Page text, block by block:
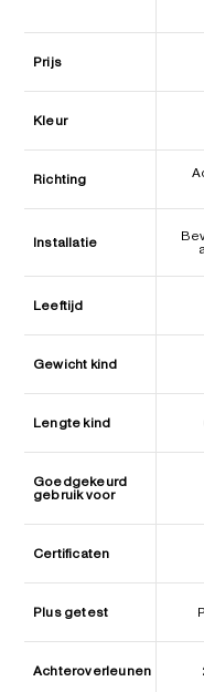
Prijs
Kleur
Richting
Installatie
Leeftijd
Gewicht kind
Lengte kind
Goedgekeurd
gebruik voor
Certificaten
Plus getest
Achteroverleunen